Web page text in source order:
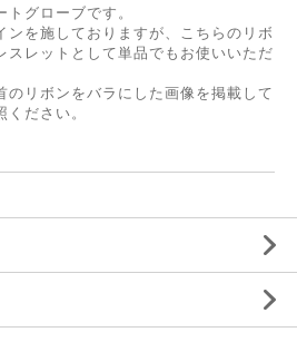
グローブです。
ンを施しておりますが、こちらのリボ
スレットとして単品でもお使いいただ
のリボンをバラにした画像を掲載して
ださい。